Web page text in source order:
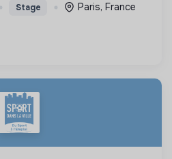
Stage
Paris, France